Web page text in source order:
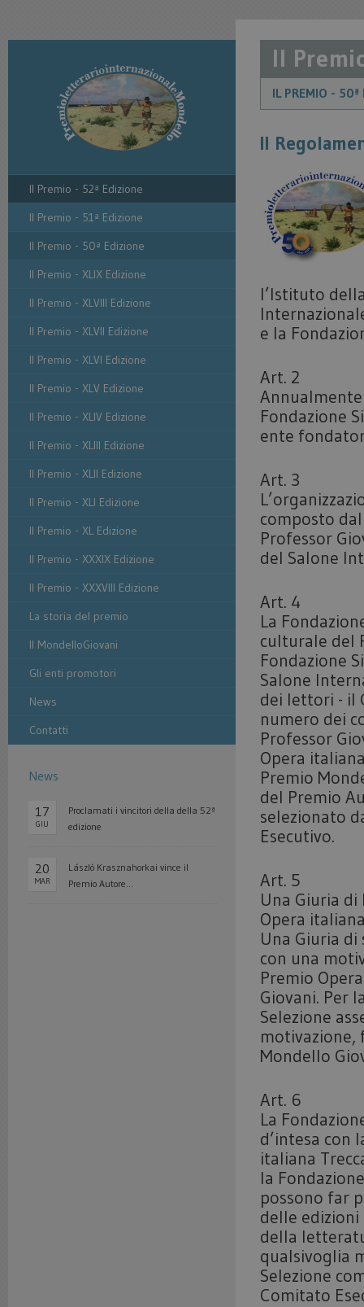
Il Premio - 52ª Edizione
Il Premio - 51ª Edizione
Il Premio - 50ª Edizione
Il Premio - XLIX Edizione
Il Premio - XLVIII Edizione
Il Premio - XLVII Edizione
Il Premio - XLVI Edizione
Il Premio - XLV Edizione
Il Premio - XLIV Edizione
Il Premio - XLIII Edizione
Il Premio - XLII Edizione
Il Premio - XLI Edizione
Il Premio - XL Edizione
Il Premio - XXXIX Edizione
Il Premio - XXXVIII Edizione
La storia del premio
Il MondelloGiovani
Gli enti promotori
News
Contatti
News
17
GIU
Proclamati i vincitori della della 52ª
edizione
20
MAR
László Krasznahorkai vince il
Premio Autore...
Il
IL PREMIO - 50ª
Il
l’Istituto
e la
Art. 2
Fondazione
ente
Art. 3
composto
Professor
del Salone
Art. 4
La
culturale del
Fondazione
Salone
dei lettori - il
numero dei
Professor
Opera
Premio
del Premio
selezionato
Esecutivo.
Art. 5
Una Giuria
Opera
Una Giuria
con una
Premio
Giovani. Per
Selezione
motivazione,
Mondello
Art. 6
La
d’intesa con
italiana
la
possono far
delle
della
qualsivoglia
Selezione
Comitato